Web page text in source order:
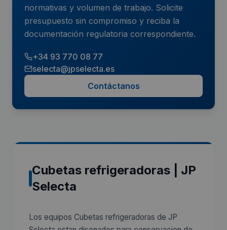
normativas y volumen de trabajo. Solicite
presupuesto sin compromiso y reciba la
documentación regulatoria correspondiente.
+34 93 770 08 77
selecta@jpselecta.es
Contáctanos
Cubetas refrigeradoras | JP
Selecta
Los equipos Cubetas refrigeradoras de JP